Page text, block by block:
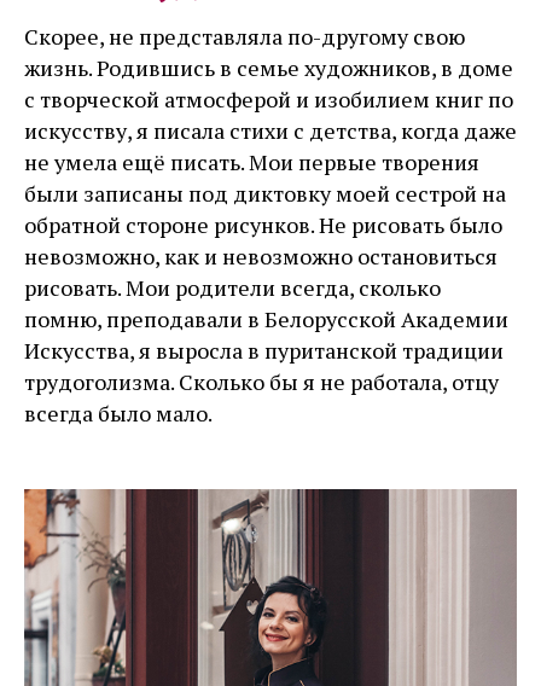
Скорее, не представляла по-другому свою
жизнь. Родившись в семье художников, в доме
с творческой атмосферой и изобилием книг по
искусству, я писала стихи с детства, когда даже
не умела ещё писать. Мои первые творения
были записаны под диктовку моей сестрой на
обратной стороне рисунков. Не рисовать было
невозможно, как и невозможно остановиться
рисовать. Мои родители всегда, сколько
помню, преподавали в Белорусской Академии
Искусства, я выросла в пуританской традиции
трудоголизма. Сколько бы я не работала, отцу
всегда было мало.